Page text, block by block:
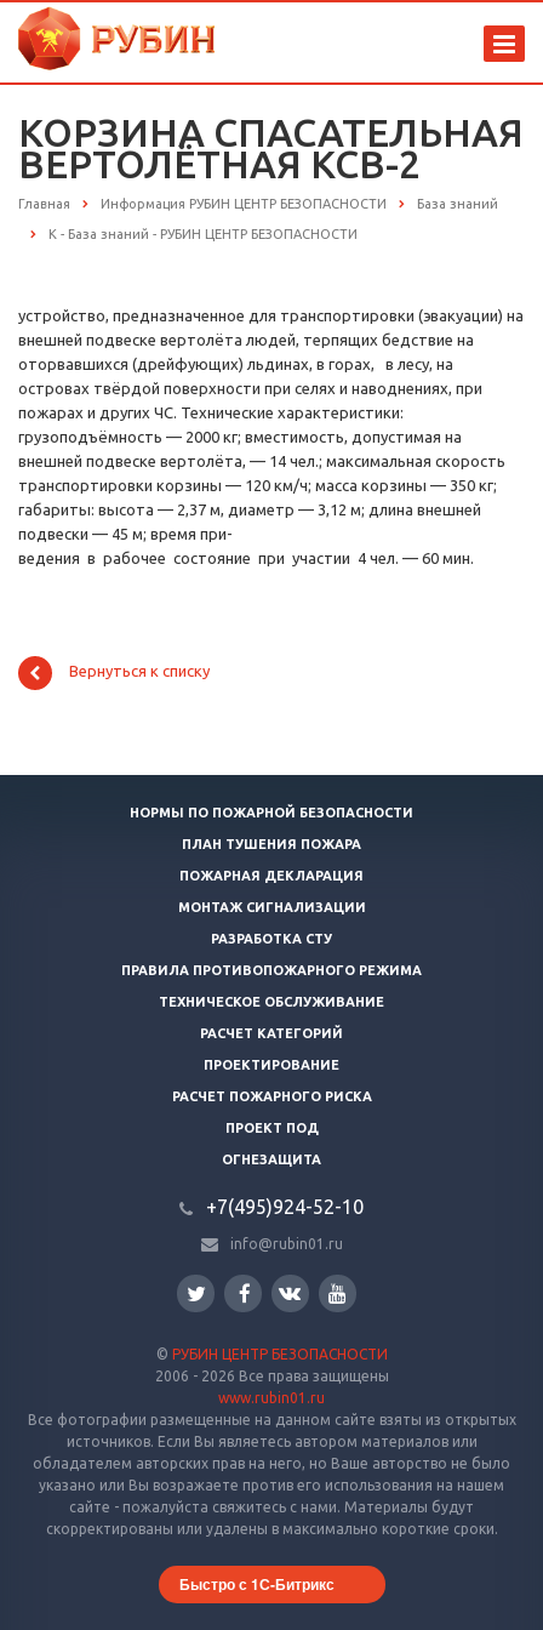
КОРЗИНА СПАСАТЕЛЬНАЯ
ВЕРТОЛЁТНАЯ КСВ-2
Главная Информация РУБИН ЦЕНТР БЕЗОПАСНОСТИ База знаний
К - База знаний - РУБИН ЦЕНТР БЕЗОПАСНОСТИ
устройство, предназначенное для транспортировки (эвакуации) на
внешней подвеске вертолёта людей, терпящих бедствие на
оторвавшихся (дрейфующих) льдинах, в горах, в лесу, на
островах твёрдой поверхности при селях и наводнениях, при
пожарах и других ЧС. Технические характеристики:
грузоподъёмность — 2000 кг; вместимость, допустимая на
внешней подвеске вертолёта, — 14 чел.; максимальная скорость
транспортировки корзины — 120 км/ч; масса корзины — 350 кг;
габариты: высота — 2,37 м, диаметр — 3,12 м; длина внешней
подвески — 45 м; время при-
ведения в рабочее состояние при участии 4 чел. — 60 мин.
Вернуться к списку
НОРМЫ ПО ПОЖАРНОЙ БЕЗОПАСНОСТИ
ПЛАН ТУШЕНИЯ ПОЖАРА
ПОЖАРНАЯ ДЕКЛАРАЦИЯ
МОНТАЖ СИГНАЛИЗАЦИИ
РАЗРАБОТКА СТУ
ПРАВИЛА ПРОТИВОПОЖАРНОГО РЕЖИМА
ТЕХНИЧЕСКОЕ ОБСЛУЖИВАНИЕ
РАСЧЕТ КАТЕГОРИЙ
ПРОЕКТИРОВАНИЕ
РАСЧЕТ ПОЖАРНОГО РИСКА
ПРОЕКТ ПОД
ОГНЕЗАЩИТА
+7(495)924-52-10
info@rubin01.ru
© РУБИН ЦЕНТР БЕЗОПАСНОСТИ
2006 - 2026 Все права защищены
www.rubin01.ru
Все фотографии размещенные на данном сайте взяты из открытых
источников. Если Вы являетесь автором материалов или
обладателем авторских прав на него, но Ваше авторство не было
указано или Вы возражаете против его использования на нашем
сайте - пожалуйста свяжитесь с нами. Материалы будут
скорректированы или удалены в максимально короткие сроки.
Быстро с 1С-Битрикс